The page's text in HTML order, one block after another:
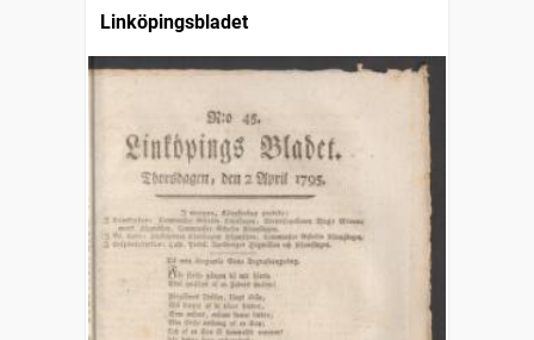
Linköpingsbladet